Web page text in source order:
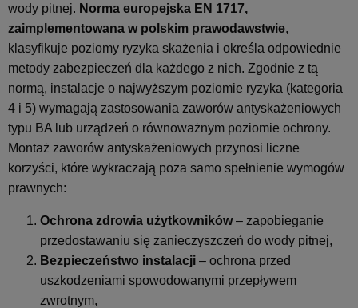
wody pitnej. Norma europejska EN 1717,
zaimplementowana w polskim prawodawstwie,
klasyfikuje poziomy ryzyka skażenia i określa odpowiednie
metody zabezpieczeń dla każdego z nich. Zgodnie z tą
normą, instalacje o najwyższym poziomie ryzyka (kategoria
4 i 5) wymagają zastosowania zaworów antyskażeniowych
typu BA lub urządzeń o równoważnym poziomie ochrony.
Montaż zaworów antyskażeniowych przynosi liczne
korzyści, które wykraczają poza samo spełnienie wymogów
prawnych:
Ochrona zdrowia użytkowników– zapobieganie
przedostawaniu się zanieczyszczeń do wody pitnej,
Bezpieczeństwo instalacji – ochrona przed
uszkodzeniami spowodowanymi przepływem
zwrotnym,